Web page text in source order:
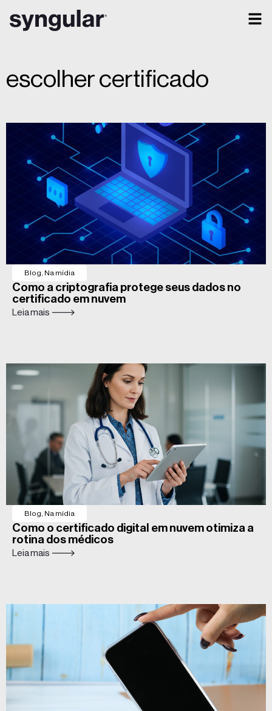
escolher certificado
Blog Na mídia
Como a criptografia protege seus dados no
certificado em nuvem
Leia mais 🡒
Blog Na mídia
Como o certificado digital em nuvem otimiza a
rotina dos médicos
Leia mais 🡒